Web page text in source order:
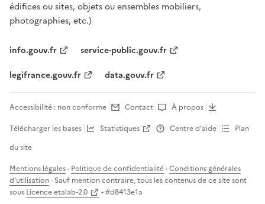
édifices ou sites, objets ou ensembles mobiliers,
photographies, etc.)
info.gouv.fr
service-public.gouv.fr
legifrance.gouv.fr
data.gouv.fr
Accessibilité : non conforme Contact
À propos
Télécharger les bases
Statistiques Centre d’aide
Plan
du site
Mentions légales · Politique de confidentialité ·Conditions générales
d'utilisation · Sauf mention contraire, tous les contenus de ce site sont
sous Licence etalab-2.0 • #d8413e1a